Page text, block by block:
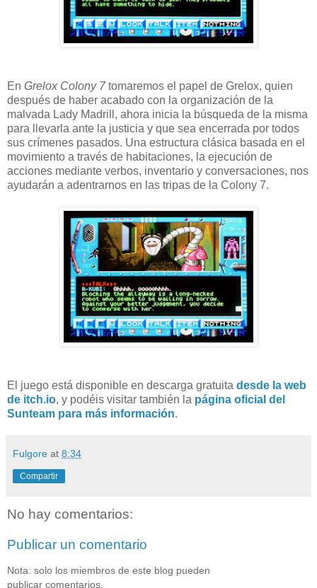
En Grelox Colony 7tomaremos el papel de Grelox, quien
después de haber acabado con la organización de la
malvada Lady Madrill, ahora inicia la búsqueda de la misma
para llevarla ante la justicia y que sea encerrada por todos
sus crímenes pasados. Una estructura clásica basada en el
movimiento a través de habitaciones, la ejecución de
acciones mediante verbos, inventario y conversaciones, nos
ayudarán a adentrarnos en las tripas de la Colony 7.
El juego está disponible en descarga gratuita desde la web
de itch.io, y podéis visitar también la página oficial del
Sunteam para más información.
Fulgore at 8:34
Compartir
No hay comentarios:
Publicar un comentario
Nota: solo los miembros de este blog pueden
publicar comentarios.